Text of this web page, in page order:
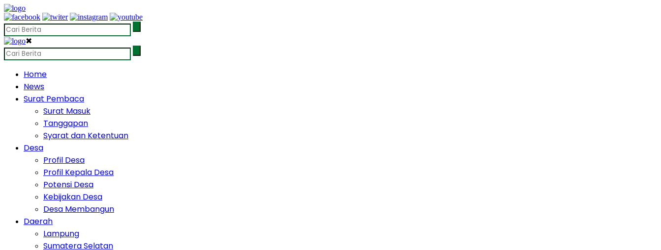
✖
Home
News
Surat Pembaca
Surat Masuk
Tanggapan
Syarat dan Ketentuan
Desa
Profil Desa
Profil Kepala Desa
Potensi Desa
Kebijakan Desa
Desa Membangun
Daerah
Lampung
Sumatera Selatan